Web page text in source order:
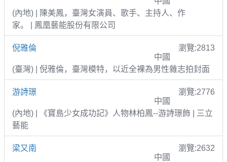
(內地) | 陳美鳳，臺灣女演員、歌手、主持人、作
家。 | 鳳凰藝能股份有限公司
倪雅倫
瀏覽:2813
中國
(臺灣) | 倪雅倫，臺灣模特，以近全裸為男性雜志拍封面
游詩璟
瀏覽:2776
中國
(內地) | 《寶島少女成功記》人物林柏鳳--游詩璟飾 | 三立
藝能
梁又南
瀏覽:2632
中國